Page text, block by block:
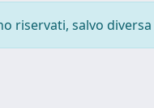
riservati, salvo